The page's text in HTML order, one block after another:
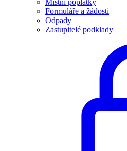
Místní poplatky
Formuláře a žádosti
Odpady
Zastupitelé podklady